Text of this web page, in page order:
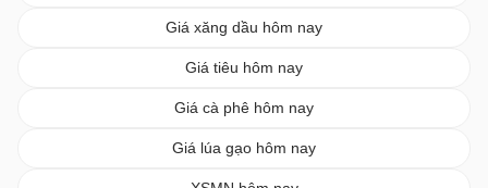
Giá xăng dầu hôm nay
Giá tiêu hôm nay
Giá cà phê hôm nay
Giá lúa gạo hôm nay